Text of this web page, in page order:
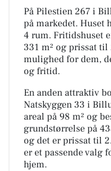
På Pilestien 267 i
på markedet. Huset
4 rum. Fritidshuset
331 m² og prissat til
mulighed for dem,
og fritid.
En anden attraktiv
Natskyggen 33 i
areal på 98 m² og
grundstørrelse på
og det er prissat til
er et passende valg
hjem.